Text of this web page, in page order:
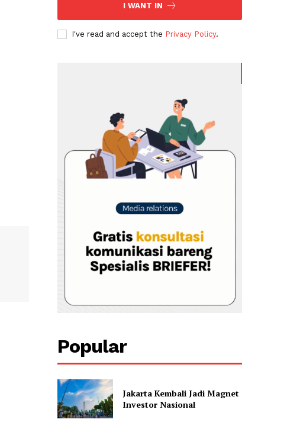
I WANT IN
I've read and accept the Privacy Policy.
Popular
Jakarta Kembali Jadi Magnet
Investor Nasional